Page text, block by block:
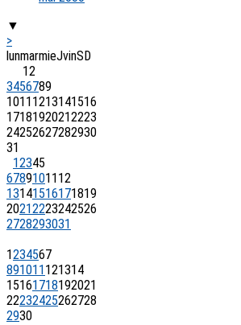
▼
>
lunmarmieJvinS D
12
3456789
1011 1213141516
17181920212223
24252627282930
31
12345
67891011 12
13141516171819
20212223242526
2728293031
1234567
891011 121314
15161718192021
22232425262728
2930